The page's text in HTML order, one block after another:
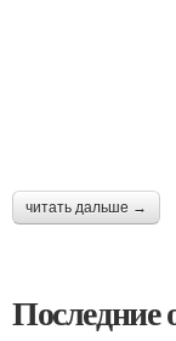
читать дальше →
Последние